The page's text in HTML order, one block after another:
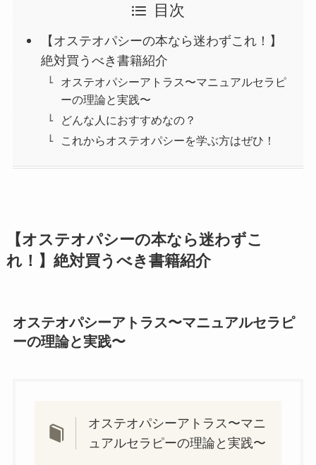
目次
【オステオパシーの本なら迷わずこれ！】
絶対買うべき書籍紹介
オステオパシーアトラス〜マニュアルセラピ
ーの理論と実践〜
どんな人におすすめなの？
これからオステオパシーを学ぶ方はぜひ！
【オステオパシーの本なら迷わずこ
れ！】絶対買うべき書籍紹介
オステオパシーアトラス〜マニュアルセラピ
ーの理論と実践〜
オステオパシーアトラス〜マニ
ュアルセラピーの理論と実践〜